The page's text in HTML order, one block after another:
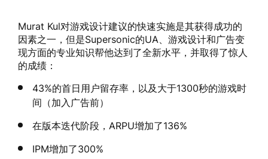
Murat Kul对游戏设计建议的快速实施是其获得成功的
因素之一，但是Supersonic的UA、游戏设计和广告变
现方面的专业知识帮他达到了全新水平，并取得了惊人
的成绩：
43%的首日用户留存率，以及大于1300秒的游戏时
间（加入广告前）
在版本迭代阶段，ARPU增加了136%
IPM增加了300%